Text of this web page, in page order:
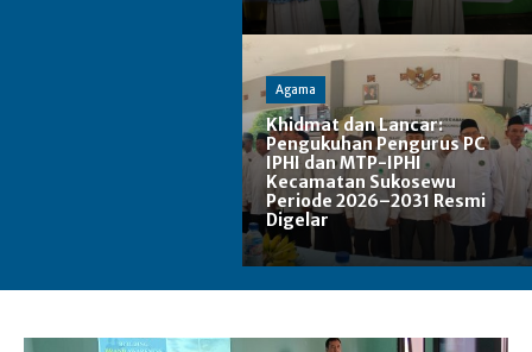
Agama
Khidmat dan Lancar:
Pengukuhan Pengurus PC
IPHI dan MTP-IPHI
Kecamatan Sukosewu
Periode 2026–2031 Resmi
Digelar